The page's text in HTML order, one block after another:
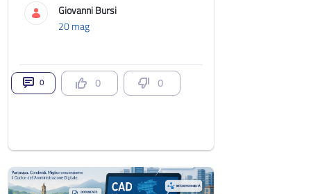
Giovanni Bursi
20 mag
0 0 0